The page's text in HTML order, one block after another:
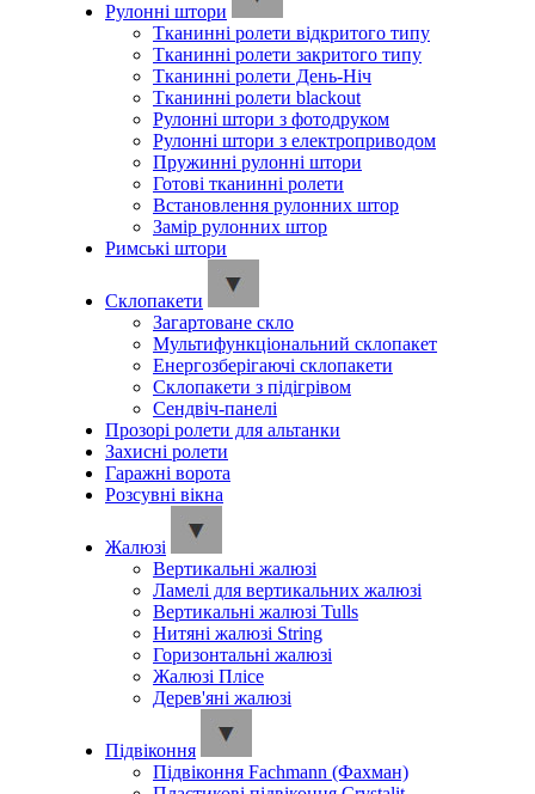
Рулонні штори
Тканинні ролети відкритого типу
Тканинні ролети закритого типу
Тканинні ролети День-Ніч
Тканинні ролети blackout
Рулонні штори з фотодруком
Рулонні штори з електроприводом
Пружинні рулонні штори
Готові тканинні ролети
Встановлення рулонних штор
Замір рулонних штор
Римські штори
Склопакети
Загартоване скло
Мультифункціональний склопакет
Енергозберігаючі склопакети
Склопакети з підігрівом
Сендвіч-панелі
Прозорі ролети для альтанки
Захисні ролети
Гаражні ворота
Розсувні вікна
Жалюзі
Вертикальні жалюзі
Ламелі для вертикальних жалюзі
Вертикальні жалюзі Tulls
Нитяні жалюзі String
Горизонтальні жалюзі
Жалюзі Плісе
Дерев'яні жалюзі
Підвіконня
Підвіконня Fachmann (Фахман)